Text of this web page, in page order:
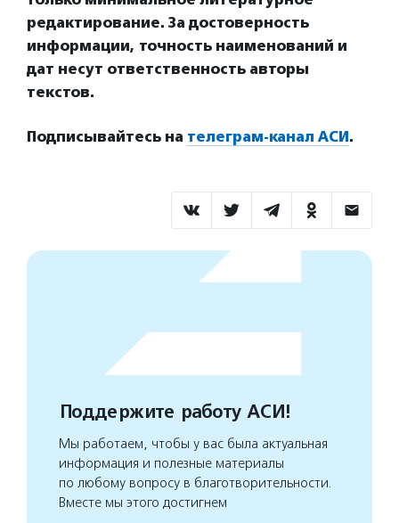
редактирование. За достоверность
информации, точность наименований и
дат несут ответственность авторы
текстов.
Подписывайтесь на телеграм-канал АСИ.
Поддержите работу АСИ!
Мы работаем, чтобы у вас была актуальная
информация и полезные материалы
по любому вопросу в благотворительности.
Вместе мы этого достигнем